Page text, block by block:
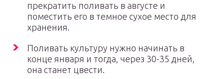
прекратить поливать в августе и
поместить его в темное сухое место для
хранения.
Поливать культуру нужно начинать в
конце января и тогда, через 30-35 дней,
она станет цвести.